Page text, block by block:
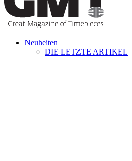
Neuheiten
DIE LETZTE ARTIKEL